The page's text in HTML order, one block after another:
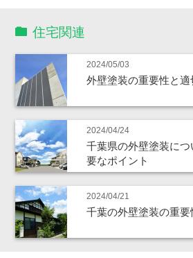
住宅関連
2024/05/03
外壁塗装の重要性と
2024/04/24
千葉県の外壁塗装に
要なポイント
2024/04/21
千葉の外壁塗装の重要